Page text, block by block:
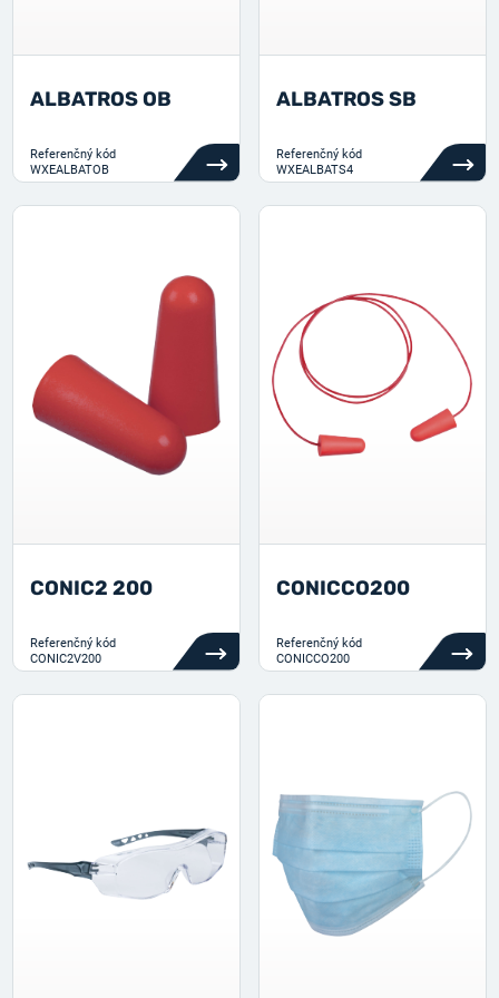
ALBATROS OB
Referenčný kód
WXEALBATOB
ALBATROS SB
Referenčný kód
WXEALBATS4
CONIC2 200
Referenčný kód
CONIC2V200
CONICCO200
Referenčný kód
CONICCO200